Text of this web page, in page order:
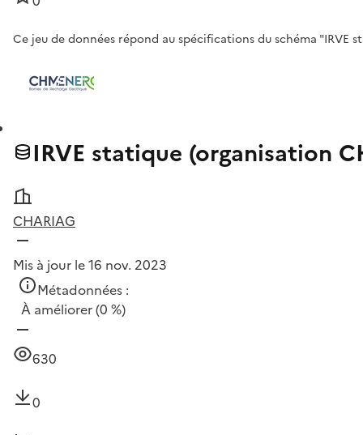
Ce jeu de données répond au spécifications du schéma "IRVE
IRVE statique (organisation
CHARIAG
Mis à jour le 16 nov. 2023
Métadonnées :
À améliorer(0 %)
630
0